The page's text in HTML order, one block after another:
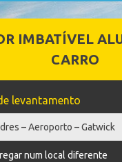
IMBATÍVEL
CARRO
levantamento
num local diferente